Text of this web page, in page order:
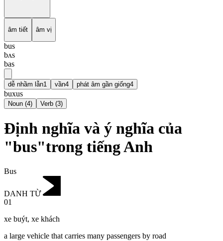
âm tiết âm vị
bus
bʌs
bas
dễ nhầm lẫn1 vần4 phát âm gần giống4
buxus
Noun (4) Verb (3)
Định nghĩa và ý nghĩa của
"bus"trong tiếng Anh
Bus
DANH TỪ
01
xe buýt, xe khách
a large vehicle that carries many passengers by road